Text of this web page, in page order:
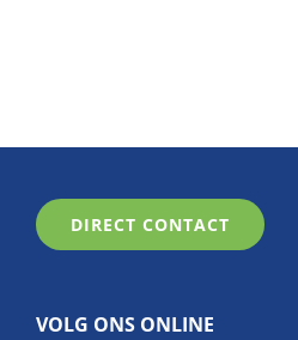
DIRECT CONTACT
VOLG ONS ONLINE